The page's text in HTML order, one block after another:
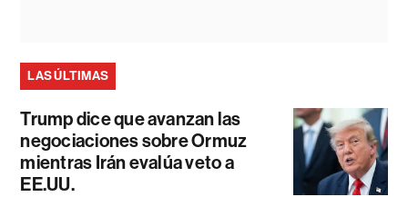
LAS ÚLTIMAS
Trump dice que avanzan las
negociaciones sobre Ormuz
mientras Irán evalúa veto a
EE.UU.